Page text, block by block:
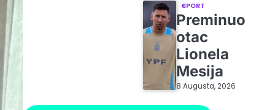
SPORT
Preminuo
otac
Lionela
Mesija
8 Augusta, 2026